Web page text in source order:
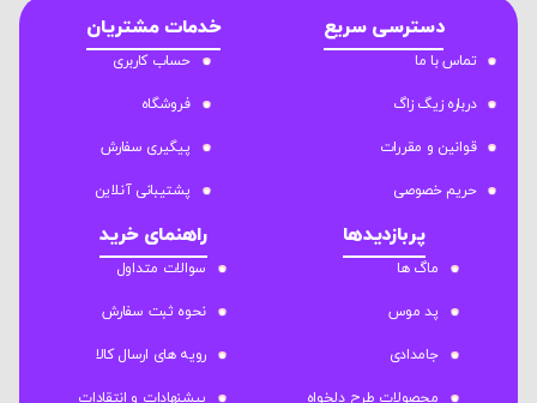
دسترسی سریع
تماس با ما
درباره زیگ زاگ
قوانین و مقررات
حریم خصوصی
خدمات مشتریان
حساب کاربری
فروشگاه
پیگیری سفارش
پشتیبانی آنلاین
پربازدیدها
ماگ ها
پد موس
جامدادی
محصولات طرح دلخواه
راهنمای خرید
سوالات متداول
نحوه ثبت سفارش
رویه های ارسال کالا
پیشنهادات و انتقادات